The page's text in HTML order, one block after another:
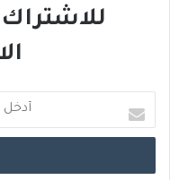
د
خ